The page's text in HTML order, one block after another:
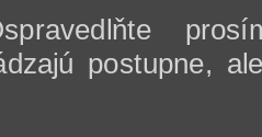
postupne,